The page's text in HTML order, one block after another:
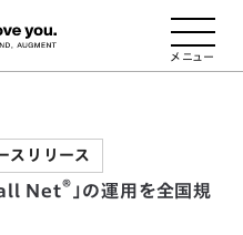
スリリース
Net® 」の運用を全国規